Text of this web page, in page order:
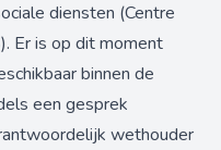
diensten (Centre
Er is op dit moment
binnen de
een gesprek
wethouder